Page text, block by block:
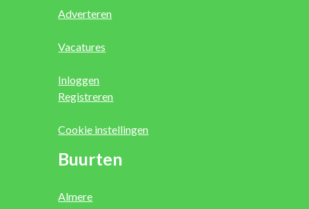
Adverteren
Vacatures
Inloggen
Registreren
Cookie instellingen
Buurten
Almere